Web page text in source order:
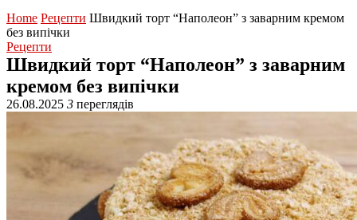
Home Рецепти Швидкий торт “Наполеон” з заварним кремом
без випічки
Рецепти
Швидкий торт “Наполеон” з заварним
кремом без випічки
26.08.2025 3 переглядів